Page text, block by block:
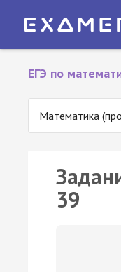
ЕГЭ по
Математика
39